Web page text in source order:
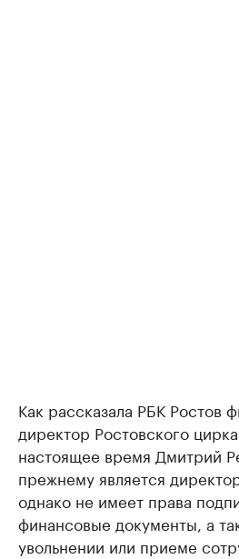
Как рассказала РБК Ростов
директор Ростовского
настоящее время Дмитрий
прежнему является
однако не имеет права
финансовые документы, а
увольнении или приеме